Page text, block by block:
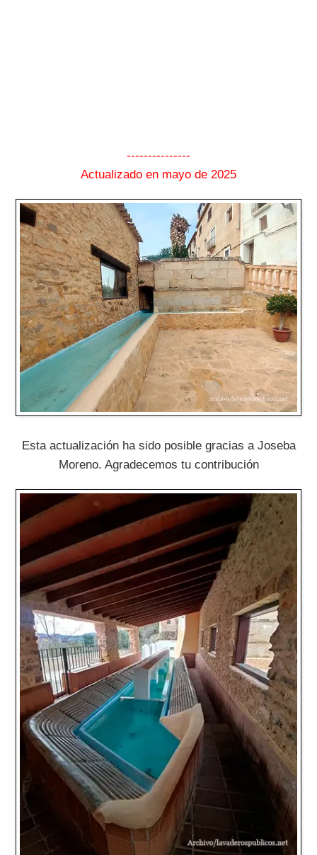
---------------
Actualizado en mayo de 2025
Esta actualización ha sido posible gracias a Joseba
Moreno. Agradecemos tu contribución